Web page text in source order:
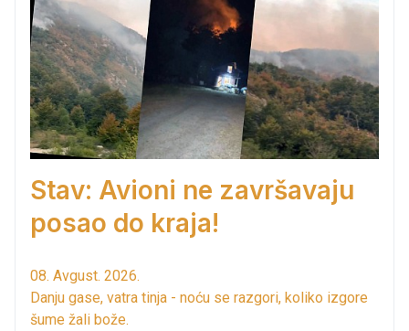
Stav: Avioni ne završavaju
posao do kraja!
08. Avgust. 2026.
Danju gase, vatra tinja - noću se razgori, koliko izgore
šume žali bože.